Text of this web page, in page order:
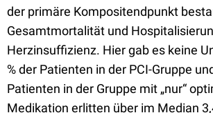
der primäre Kompositendpunkt
Gesamtmortalität und
Herzinsuffizienz. Hier gab es keine
% der Patienten in der PCI-Gruppe
Patienten in der Gruppe mit „nur“
Medikation erlitten über im Median